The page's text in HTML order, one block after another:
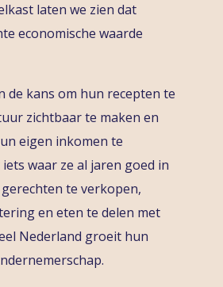
laten we zien dat
economische waarde
de kans om hun recepten te
zichtbaar te maken en
eigen inkomen te
waar ze al jaren goed in
te verkopen,
en eten te delen met
Nederland groeit hun